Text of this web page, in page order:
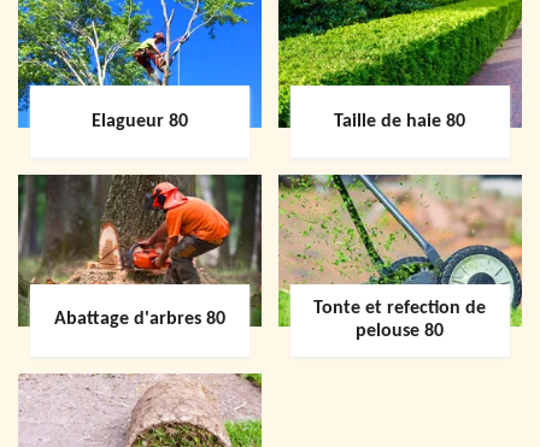
Elagueur 80 Taille de haie 80
Abattage d'arbres 80
Tonte et refection de
pelouse 80